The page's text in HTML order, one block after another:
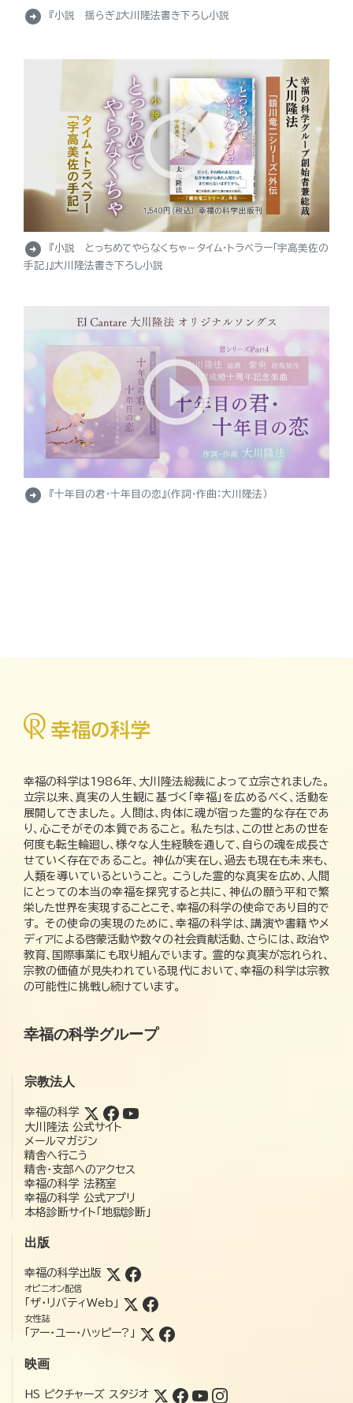
arrow_circle_right 『小説 揺らぎ』大川隆法書き下ろし小説
arrow_circle_right
『小説 とっちめてやらなくちゃ－タイム・トラベラー「宇高美佐の
手記」』大川隆法書き下ろし小説
arrow_circle_right 『十年目の君・十年目の恋』（作詞・作曲：大川隆法）
幸福の科学は1986年、大川隆法総裁によって立宗されました。
立宗以来、真実の人生観に基づく「幸福」を広めるべく、活動を
展開してきました。 人間は、肉体に魂が宿った霊的な存在であ
り、心こそがその本質であること。 私たちは、この世とあの世を
何度も転生輪廻し、様々な人生経験を通して、自らの魂を成長さ
せていく存在であること。 神仏が実在し、過去も現在も未来も、
人類を導いているということ。 こうした霊的な真実を広め、人間
にとっての本当の幸福を探究すると共に、神仏の願う平和で繁
栄した世界を実現することこそ、幸福の科学の使命であり目的で
す。 その使命の実現のために、幸福の科学は、講演や書籍やメ
ディアによる啓蒙活動や数々の社会貢献活動、さらには、政治や
教育、国際事業にも取り組んでいます。 霊的な真実が忘れられ、
宗教の価値が見失われている現代において、幸福の科学は宗教
の可能性に挑戦し続けています。
幸福の科学グループ
宗教法人
幸福の科学
大川隆法 公式サイト
メールマガジン
精舎へ行こう
精舎・支部へのアクセス
幸福の科学 法務室
幸福の科学 公式アプリ
本格診断サイト「地獄診断」
出版
幸福の科学出版
オピニオン配信
「ザ・リバティWeb」
女性誌
「アー・ユー・ハッピー?」
映画
HS ピクチャーズ スタジオ